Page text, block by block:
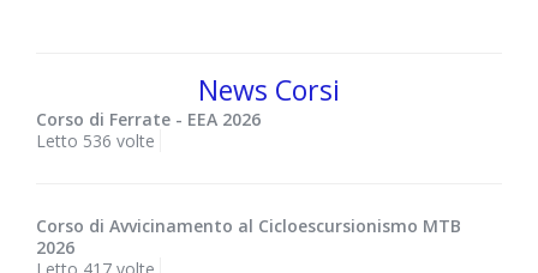
News Corsi
Corso di Ferrate - EEA 2026
Letto 536 volte
Corso di Avvicinamento al Cicloescursionismo MTB
2026